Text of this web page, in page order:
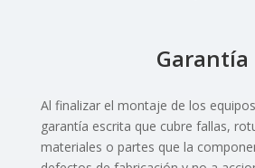
Garantía
Al finalizar el montaje de los
garantía escrita que cubre fallas,
materiales o partes que la